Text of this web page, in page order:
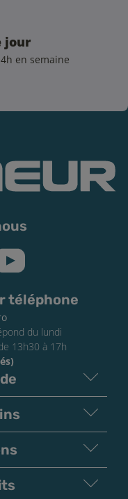
jour
en semaine
téléphone
du lundi
13h30 à 17h